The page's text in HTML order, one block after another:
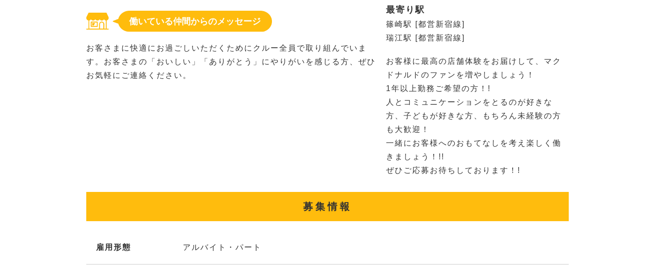
働いている仲間からのメッセージ
お客さまに快適にお過ごしいただくためにクルー全員で取り組んでいま
す。お客さまの「おいしい」「ありがとう」にやりがいを感じる方、ぜひ
お気軽にご連絡ください。
最寄り駅
篠崎駅 [都営新宿線]
瑞江駅 [都営新宿線]
お客様に最高の店舗体験をお届けして、マク
ドナルドのファンを増やしましょう！
1年以上勤務ご希望の方！!
人とコミュニケーションをとるのが好きな
方、子どもが好きな方、もちろん未経験の方
も大歓迎！
一緒にお客様へのおもてなしを考え楽しく働
きましょう！!!
ぜひご応募お待ちしております！!
募集情報
雇用形態 アルバイト・パート